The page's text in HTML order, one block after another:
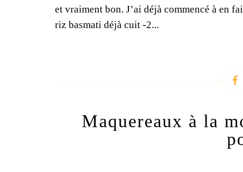
et vraiment bon. J’ai déjà commencé à en
riz basmati déjà cuit -2...
Maquereaux à la